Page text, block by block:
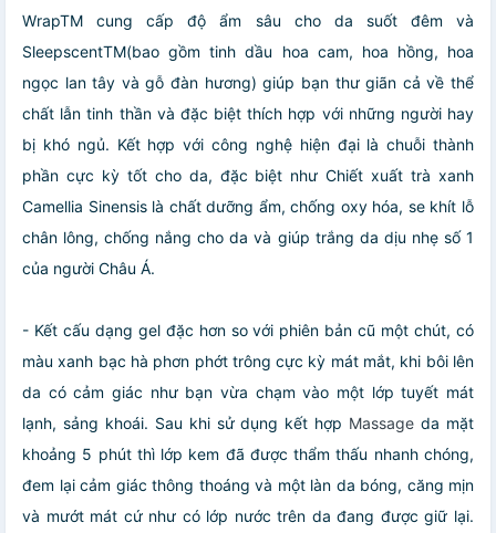
WrapTM cung cấp độ ẩm sâu cho da suốt đêm và
SleepscentTM(bao gồm tinh dầu hoa cam, hoa hồng, hoa
ngọc lan tây và gỗ đàn hương) giúp bạn thư giãn cả về thể
chất lẫn tinh thần và đặc biệt thích hợp với những người hay
bị khó ngủ. Kết hợp với công nghệ hiện đại là chuỗi thành
phần cực kỳ tốt cho da, đặc biệt như Chiết xuất trà xanh
Camellia Sinensis là chất dưỡng ẩm, chống oxy hóa, se khít lỗ
chân lông, chống nắng cho da và giúp trắng da dịu nhẹ số 1
của người Châu Á.
- Kết cấu dạng gel đặc hơn so với phiên bản cũ một chút, có
màu xanh bạc hà phơn phớt trông cực kỳ mát mắt, khi bôi lên
da có cảm giác như bạn vừa chạm vào một lớp tuyết mát
lạnh, sảng khoái. Sau khi sử dụng kết hợp Massage da mặt
khoảng 5 phút thì lớp kem đã được thẩm thấu nhanh chóng,
đem lại cảm giác thông thoáng và một làn da bóng, căng mịn
và mướt mát cứ như có lớp nước trên da đang được giữ lại.